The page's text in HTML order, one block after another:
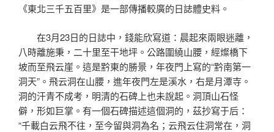
《東北三千五百里》是一部傳播較廣的日誌體史料。
在3月23日的日誌中，錢能欣寫道：晨起來兩眼迷離，
八時離施秉，二十里至干地坪。公路圍繞山腰，經燦橋下
坡而至飛云崖。這是黔東的勝景，年夜門上寫的“黔南第一
洞天”。飛云洞在山腰，進年夜門左是溪水，右是月潭寺。
洞的汗青不成考，明清的石碑上也未說起。洞頂山石怪
僻，形如巨掌。有一個石碑描述這個洞的，茲抄寫于后：
“千載白云飛不往，至今留與洞為名；云飛云住洞常在，洞